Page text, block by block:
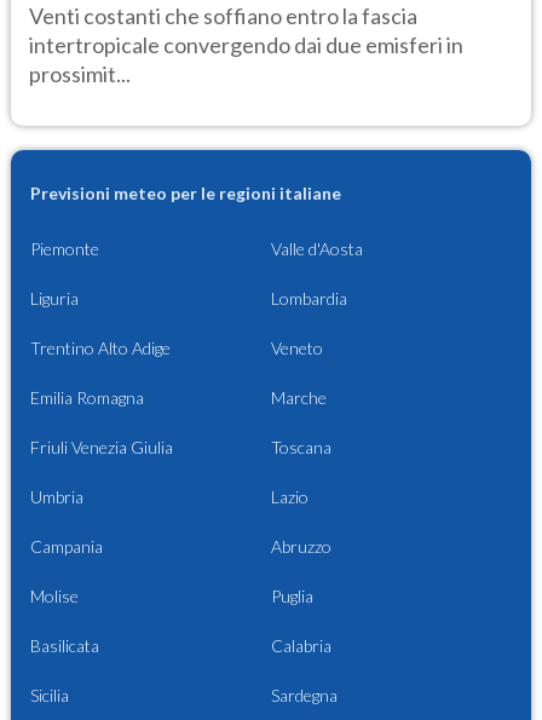
Venti costanti che soffiano entro la fascia
intertropicale convergendo dai due emisferi in
prossimit...
Previsioni meteo per le regioni italiane
Piemonte Valle d'Aosta
Liguria Lombardia
Trentino Alto Adige Veneto
Emilia Romagna Marche
Friuli Venezia Giulia Toscana
Umbria Lazio
Campania Abruzzo
Molise Puglia
Basilicata Calabria
Sicilia Sardegna